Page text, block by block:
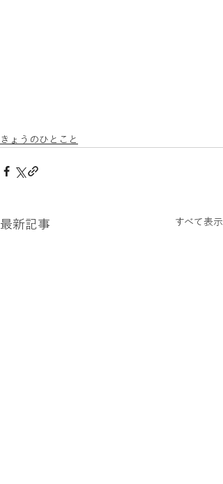
きょうのひとこと
最新記事 すべて表示